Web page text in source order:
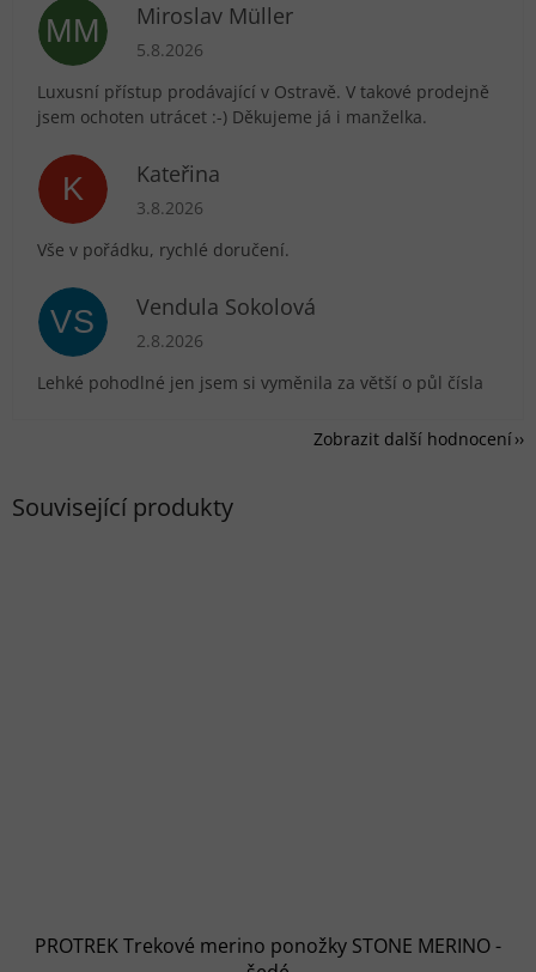
Související produkty
PROTREK Trekové merino ponožky STONE MERINO -
MM Miroslav Müller
Hodnocení obchodu je 5 z 5 hvězdiček.
5.8.2026
Luxusní přístup prodávající v Ostravě. V takové prodejně
jsem ochoten utrácet :-) Děkujeme já i manželka.
K Kateřina
Hodnocení obchodu je 5 z 5 hvězdiček.
3.8.2026
Vše v pořádku, rychlé doručení.
VS Vendula Sokolová
Hodnocení obchodu je 5 z 5 hvězdiček.
2.8.2026
Lehké pohodlné jen jsem si vyměnila za větší o půl čísla
Zobrazit další hodnocení